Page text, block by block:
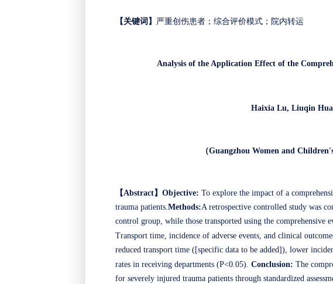
【关键词】 严重创伤患者；综合评价模式；院内转运
Analysis of the Application Effect of the
Haixia Lu, Liuqin
（Guangzhou Women and
【Abstract】 Objective: To explore the impact of a
trauma patients.Methods:A retrospective controlled study was
control group, while those transported using the comprehensive
Transport time, incidence of adverse events, and clinical
reduced transport time ([specific data to be added]), lower
rates in receiving departments (P<0.05). Conclusion: The
for severely injured trauma patients through standardized